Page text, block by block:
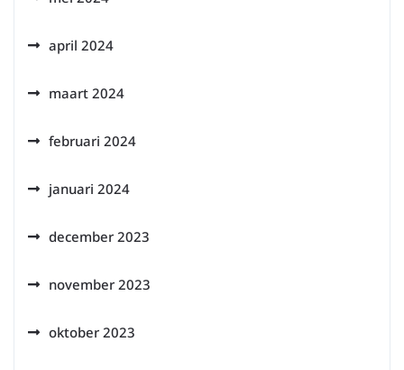
april 2024
maart 2024
februari 2024
januari 2024
december 2023
november 2023
oktober 2023